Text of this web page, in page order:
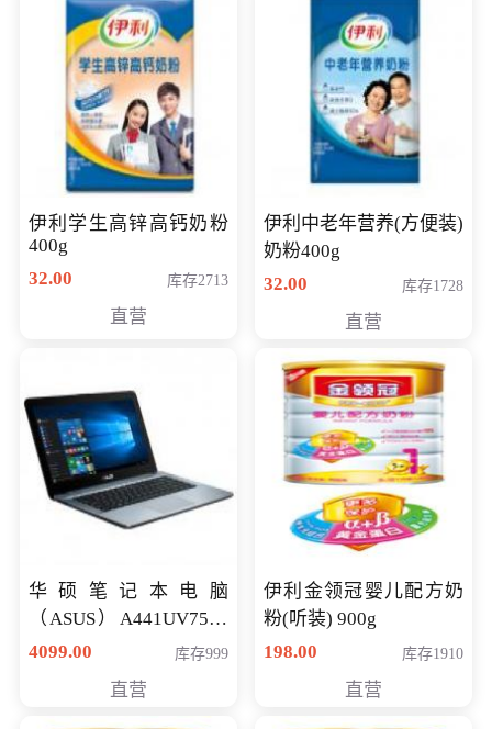
伊利学生高锌高钙奶粉
400g
32.00
库存2713
直营
伊利中老年营养(方便装)
奶粉400g
32.00
库存1728
直营
华硕笔记本电脑
（ASUS）A441UV7500
顽石（7代i7-7500U 4G
4099.00 库存999
直营
伊利金领冠婴儿配方奶
粉(听装) 900g
198.00
库存1910
直营